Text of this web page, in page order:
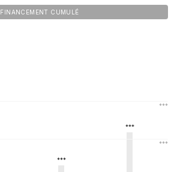
FINANCEMENT CUMULÉ